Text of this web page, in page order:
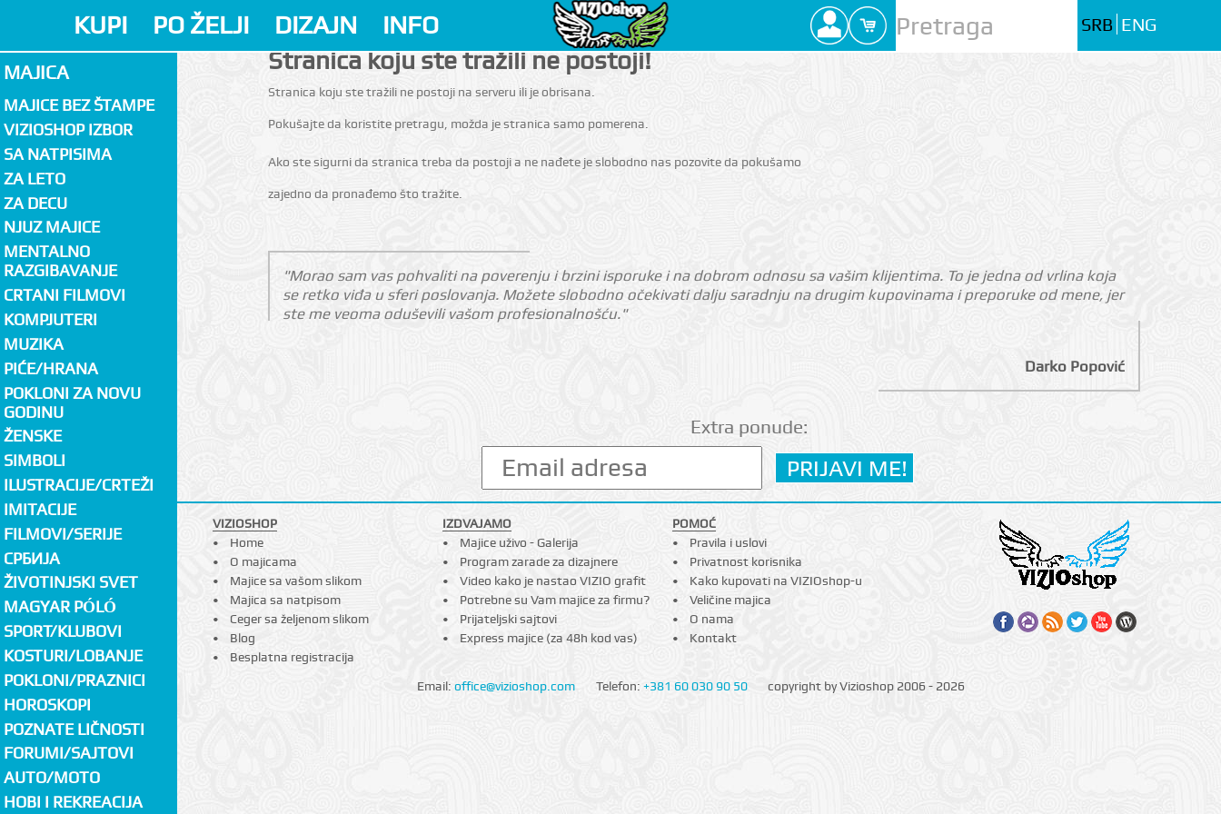
KUPI PO ŽELJI DIZAJN INFO SRB ENG
MAJICA
MAJICE BEZ ŠTAMPE
VIZIOSHOP IZBOR
SA NATPISIMA
ZA LETO
ZA DECU
NJUZ MAJICE
MENTALNO
RAZGIBAVANJE
CRTANI FILMOVI
KOMPJUTERI
MUZIKA
PIĆE/HRANA
POKLONI ZA NOVU
GODINU
ŽENSKE
SIMBOLI
ILUSTRACIJE/CRTEŽI
IMITACIJE
FILMOVI/SERIJE
СРБИЈА
ŽIVOTINJSKI SVET
MAGYAR PÓLÓ
SPORT/KLUBOVI
KOSTURI/LOBANJE
POKLONI/PRAZNICI
HOROSKOPI
POZNATE LIČNOSTI
FORUMI/SAJTOVI
AUTO/MOTO
HOBI I REKREACIJA
Stranica koju ste tražili ne postoji!
Stranica koju ste tražili ne postoji na serveru ili je obrisana.
Pokušajte da koristite pretragu, možda je stranica samo pomerena.
Ako ste sigurni da stranica treba da postoji a ne nađete je slobodno nas pozovite da pokušamo
zajedno da pronađemo što tražite.
"Morao sam vas pohvaliti na poverenju i brzini isporuke i na dobrom odnosu sa vašim klijentima. To je jedna od vrlina koja
se retko viđa u sferi poslovanja. Možete slobodno očekivati dalju saradnju na drugim kupovinama i preporuke od mene, jer
ste me veoma oduševili vašom profesionalnošću."
Darko Popović
Extra ponude:
VIZIOSHOP
Home
O majicama
Majice sa vašom slikom
Majica sa natpisom
Ceger sa željenom slikom
Blog
Besplatna registracija
IZDVAJAMO
Majice uživo - Galerija
Program zarade za dizajnere
Video kako je nastao VIZIO grafit
Potrebne su Vam majice za firmu?
Prijateljski sajtovi
Express majice (za 48h kod vas)
POMOĆ
Pravila i uslovi
Privatnost korisnika
Kako kupovati na VIZIOshop-u
Veličine majica
O nama
Kontakt
Email: office@vizioshop.com Telefon: +381 60 030 90 50 copyright by Vizioshop 2006 - 2026